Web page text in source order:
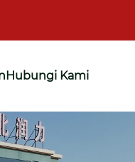
Hubungi Kami